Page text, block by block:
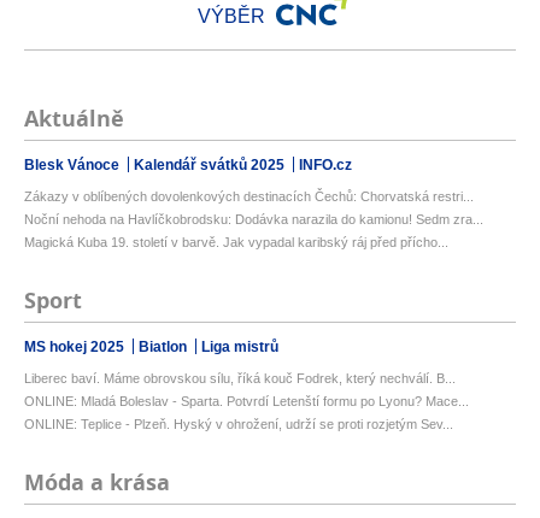
VÝBĚR
Aktuálně
Blesk Vánoce Kalendář svátků 2025 INFO.cz
Zákazy v oblíbených dovolenkových destinacích Čechů: Chorvatská restri...
Noční nehoda na Havlíčkobrodsku: Dodávka narazila do kamionu! Sedm zra...
Magická Kuba 19. století v barvě. Jak vypadal karibský ráj před přícho...
Sport
MS hokej 2025 Biatlon Liga mistrů
Liberec baví. Máme obrovskou sílu, říká kouč Fodrek, který nechválí. B...
ONLINE: Mladá Boleslav - Sparta. Potvrdí Letenští formu po Lyonu? Mace...
ONLINE: Teplice - Plzeň. Hyský v ohrožení, udrží se proti rozjetým Sev...
Móda a krása